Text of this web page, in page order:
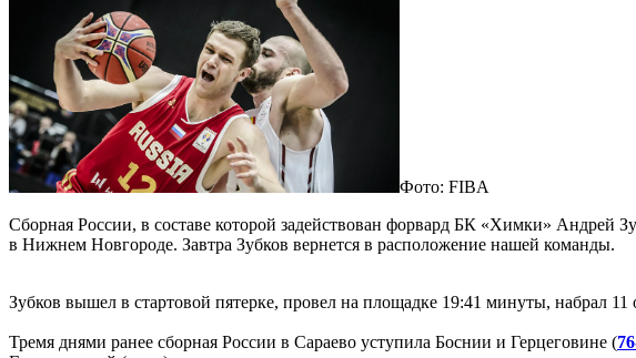
Фото: FIBA
Сборная России, в составе которой задействован форвард БК «Химки» Андрей
в Нижнем Новгороде. Завтра Зубков вернется в расположение нашей команды.
Зубков вышел в стартовой пятерке, провел на площадке 19:41 минуты, набрал
Тремя днями ранее сборная России в Сараево уступила Боснии и Герцеговине (